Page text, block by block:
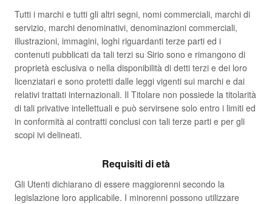
Tutti i marchi e tutti gli altri segni, nomi commerciali, marchi di
servizio, marchi denominativi, denominazioni commerciali,
illustrazioni, immagini, loghi riguardanti terze parti ed i
contenuti pubblicati da tali terzi su Sirio sono e rimangono di
proprietà esclusiva o nella disponibilità di detti terzi e dei loro
licenziatari e sono protetti dalle leggi vigenti sui marchi e dai
relativi trattati internazionali. Il Titolare non possiede la titolarità
di tali privative intellettuali e può servirsene solo entro i limiti ed
in conformità ai contratti conclusi con tali terze parti e per gli
scopi ivi delineati.
Requisiti di età
Gli Utenti dichiarano di essere maggiorenni secondo la
legislazione loro applicabile. I minorenni possono utilizzare